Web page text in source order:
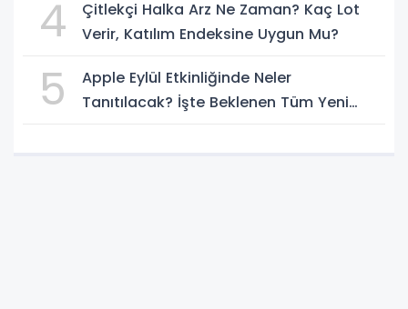
4
Çitlekçi Halka Arz Ne Zaman? Kaç Lot
Verir, Katılım Endeksine Uygun Mu?
5
Apple Eylül Etkinliğinde Neler
Tanıtılacak? İşte Beklenen Tüm Yeni